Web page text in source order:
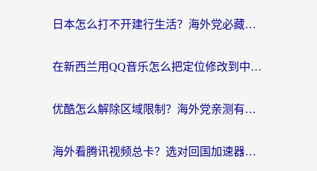
日本怎么打不开建行生活？海外党必藏的回国加速指南（含丹麦国外影音问题破解）
在新西兰用QQ音乐怎么把定位修改到中国国内？海外党听歌追剧的实用指南
优酷怎么解除区域限制？海外党亲测有效的回国加速器选择指南
海外看腾讯视频总卡？选对回国加速器，还能解决英国1号店定位+欧洲杯CCTV5直播问题